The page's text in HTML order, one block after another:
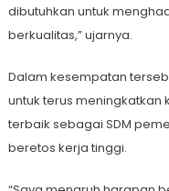
dibutuhkan untuk
berkualitas,” ujarnya.
Dalam kesempatan
untuk terus meningkatkan
terbaik sebagai SDM
beretos kerja tinggi.